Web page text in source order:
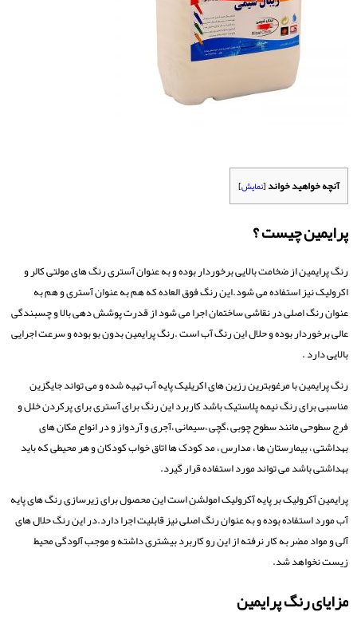
آنچه خواهید خواند[نمایش]
پرایمین چیست ؟
رنگ پرایمین از ضخامت بالایی برخوردار بوده و به عنوان آستری رنگ های مولتی کالر و
اکرولیک نیز استفاده می شود.این رنگ فوق العاده که هم به عنوان آستری و هم به
عنوان رنگ اصلی در نقاشی ساختمان اجرا می شود از قدرت پوشش دهی بالا و چسبندگی
عالی برخوردار بوده و حلال این رنگ آب است .رنگ پرایمین بدون بو بوده و سرعت اجرایی
بالایی دارد .
رنگ پرایمین با مرغوبترین رزین های اکریلیک پایه آب تهیه شده و می تواند جایگزین
مناسبی برای رنگ نیمه پلاستیک باشد کاربرد این رنگ برای آستری برای پرکردن خلل و
فرج سطوحی مانند سطوح چوبی ،گچی ،سیمانی ،آجری و آردواز و در انواع مکان های
بهداشتی ، بیمارستان ها ، مدارس ، مد کودک ها اتاق خواب کودکان و هر محیطی که باید
بهداشتی باشد می تواند مورد استفاده قرار گیرد.
پرایمین آکرولیک بر پایه آکرولیک امولشن است این محصول برای زیرسازی رنگ های پایه
آب مورد استفاده بوده و به عنوان رنگ اصلی نیز قابلیت اجرا دارد.در این رنگ حلال های
آلی و مواد مضر به کار نرفته از این رو کاربرد بیشتری داشته و موجب آلودگی محیط
زیست نخواهد شد.
مزایای رنگ پرایمین